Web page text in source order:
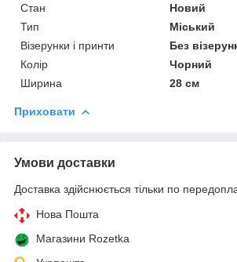
Стан
Новий
Тип
Міський
Візерунки і принти
Без
Колір
Чорний
Ширина
28 см
Приховати
Умови доставки
Доставка здійснюється тільки по
Нова Пошта
Магазини Rozetka